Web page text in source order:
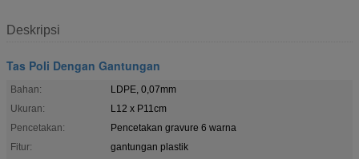
Deskripsi
Tas Poli Dengan Gantungan
Bahan:
LDPE, 0,07mm
Ukuran:
L12 x P11cm
Pencetakan:
Pencetakan gravure 6 warna
Fitur:
gantungan plastik